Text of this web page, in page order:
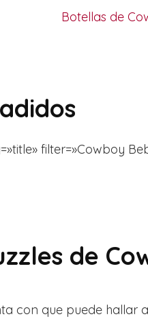
Botellas de
filter=»Cowboy
de
con que puede hallar